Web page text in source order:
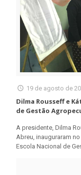
19 de agosto de
Dilma Rousseff e
de Gestão
A presidente, Dilma
Abreu, inauguraram
Escola Nacional de